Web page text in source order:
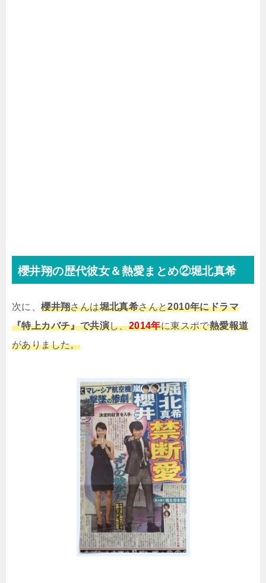
櫻井翔の歴代彼女＆熱愛まとめ②堀北真希
次に、櫻井翔さんは堀北真希さんと2010年にドラマ
『特上カバチ』で共演し、2014年に東スポで熱愛報道
がありました。